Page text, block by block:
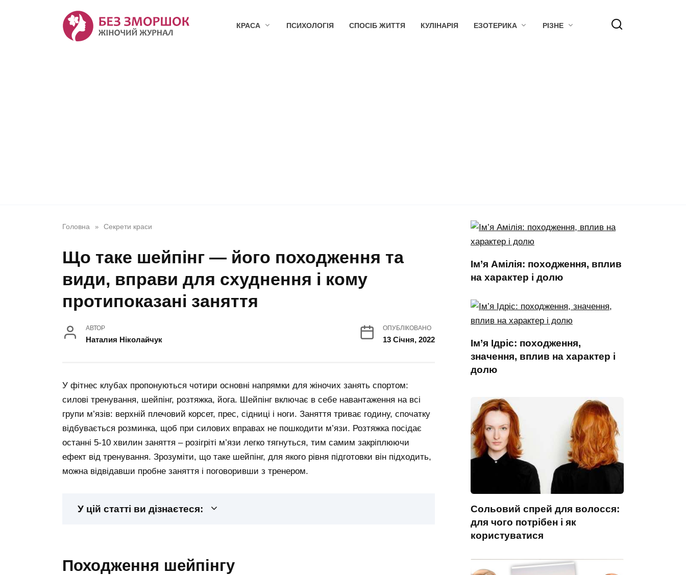
КРАСА ПСИХОЛОГІЯ СПОСІБ ЖИТТЯ КУЛІНАРІЯ ЕЗОТЕРИКА РІЗНЕ
Головна » Секрети краси
Що таке шейпінг — його походження та
види, вправи для схуднення і кому
протипоказані заняття
АВТОР
Наталия Ніколайчук
ОПУБЛІКОВАНО
13 Січня, 2022
У фітнес клубах пропонуються чотири основні напрямки для жіночих занять спортом:
силові тренування, шейпінг, розтяжка, йога. Шейпінг включає в себе навантаження на всі
групи м’язів: верхній плечовий корсет, прес, сідниці і ноги. Заняття триває годину, спочатку
відбувається розминка, щоб при силових вправах не пошкодити м’язи. Розтяжка посідає
останні 5-10 хвилин заняття – розігріті м’язи легко тягнуться, тим самим закріплюючи
ефект від тренування. Зрозуміти, що таке шейпінг, для якого рівня підготовки він підходить,
можна відвідавши пробне заняття і поговоривши з тренером.
У цій статті ви дізнаєтеся:
походження шейпінгу
Ім’я Амілія: походження, вплив
на характер і долю
Ім’я Ідріс: походження,
значення, вплив на характер і
долю
Сольовий спрей для волосся:
для чого потрібен і як
користуватися